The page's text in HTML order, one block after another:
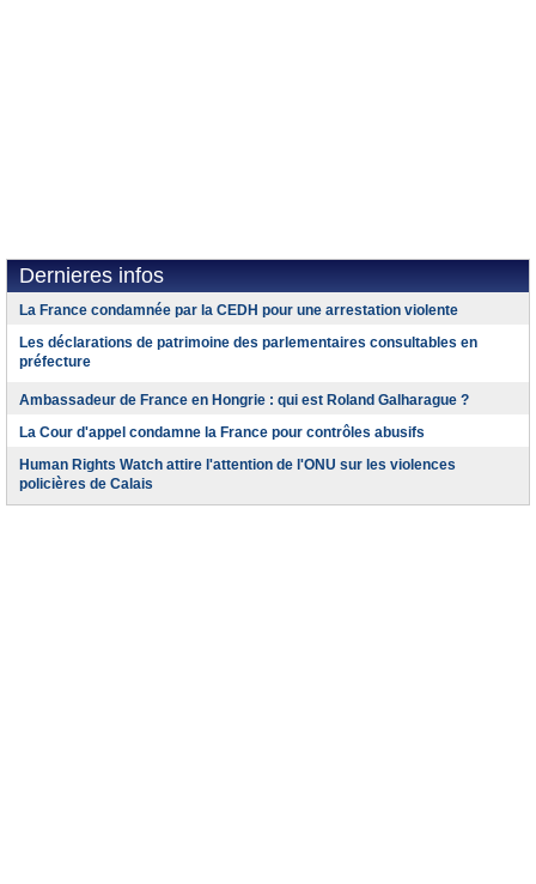
Dernieres infos
La France condamnée par la CEDH pour une arrestation violente
Les déclarations de patrimoine des parlementaires consultables en
préfecture
Ambassadeur de France en Hongrie : qui est Roland Galharague ?
La Cour d'appel condamne la France pour contrôles abusifs
Human Rights Watch attire l'attention de l'ONU sur les violences
policières de Calais